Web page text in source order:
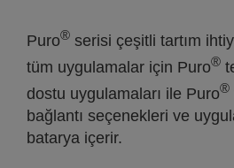
Puro® serisi çeşitli tartım
tüm uygulamalar için Puro®
dostu uygulamaları ile Puro®
bağlantı seçenekleri ve
batarya içerir.